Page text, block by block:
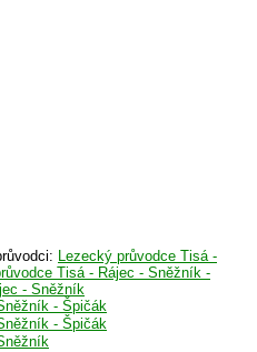
Lezecký průvodce Tisá -
Tisá - Rájec - Sněžník -
- Sněžník